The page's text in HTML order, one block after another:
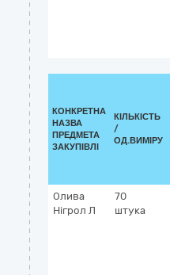
КОНКРЕТНА
НАЗВА
ПРЕДМЕТА
ЗАКУПІВЛІ
КІЛЬКІСТЬ
/
ОД.ВИМІРУ
Олива
Нігрол Л
70
штука